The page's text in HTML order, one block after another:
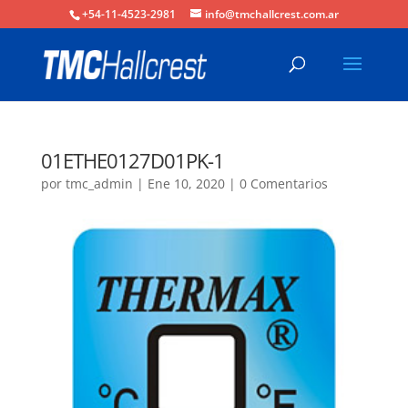
+54-11-4523-2981 info@tmchallcrest.com.ar
01ETHE0127D01PK-1
por tmc_admin | Ene 10, 2020| 0 Comentarios